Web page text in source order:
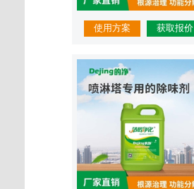
使用方案 获取报价